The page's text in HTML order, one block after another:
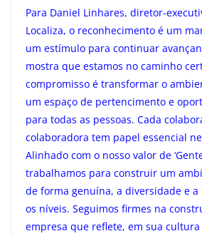
Para Daniel Linhares, diretor-
Localiza, o reconhecimento é um
um estímulo para continuar
mostra que estamos no caminho
compromisso é transformar o
um espaço de pertencimento e
para todas as pessoas. Cada
colaboradora tem papel essencial
Alinhado com o nosso valor de
trabalhamos para construir um
de forma genuína, a diversidade e a
os níveis. Seguimos firmes na
empresa que reflete, em sua